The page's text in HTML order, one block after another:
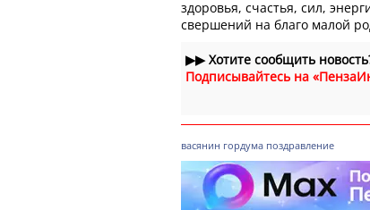
здоровья, счастья, сил,
свершений на благо малой
▶▶Хотите сообщить
Подписывайтесь на
васянин гордума поздравление